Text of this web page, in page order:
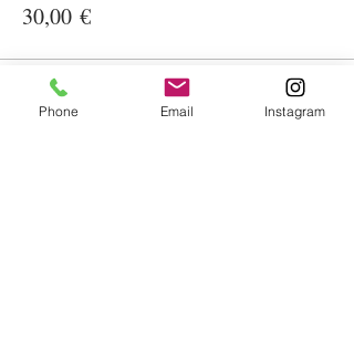
30,00 €
Phone Email Instagram